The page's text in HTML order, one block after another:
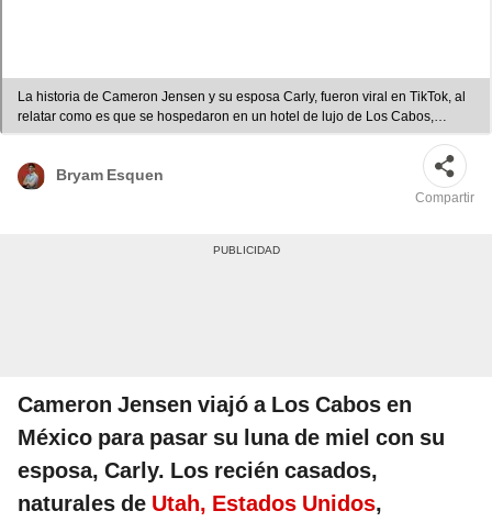
La historia de Cameron Jensen y su esposa Carly, fueron viral en TikTok, al
relatar como es que se hospedaron en un hotel de lujo de Los Cabos,
México completamente vacío. Foto: composición LR/TikTok/GrandVelas
Bryam Esquen
Compartir
Cameron Jensen viajó a Los Cabos en
México para pasar su luna de miel con su
esposa, Carly. Los recién casados,
naturales de Utah, Estados Unidos,